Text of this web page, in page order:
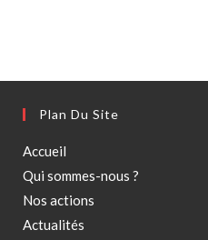
Plan Du Site
Accueil
Qui sommes-nous ?
Nos actions
Actualités